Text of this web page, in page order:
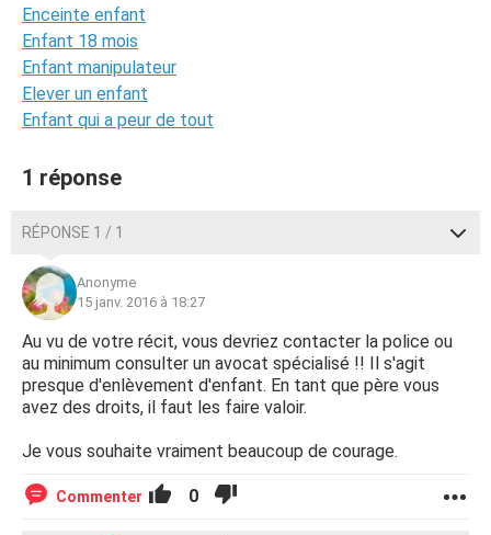
Enceinte enfant
Enfant 18 mois
Enfant manipulateur
Elever un enfant
Enfant qui a peur de tout
1 réponse
RÉPONSE 1 / 1
Anonyme
15 janv. 2016 à 18:27
Au vu de votre récit, vous devriez contacter la police ou
au minimum consulter un avocat spécialisé !! Il s'agit
presque d'enlèvement d'enfant. En tant que père vous
avez des droits, il faut les faire valoir.
Je vous souhaite vraiment beaucoup de courage.
Commenter 0